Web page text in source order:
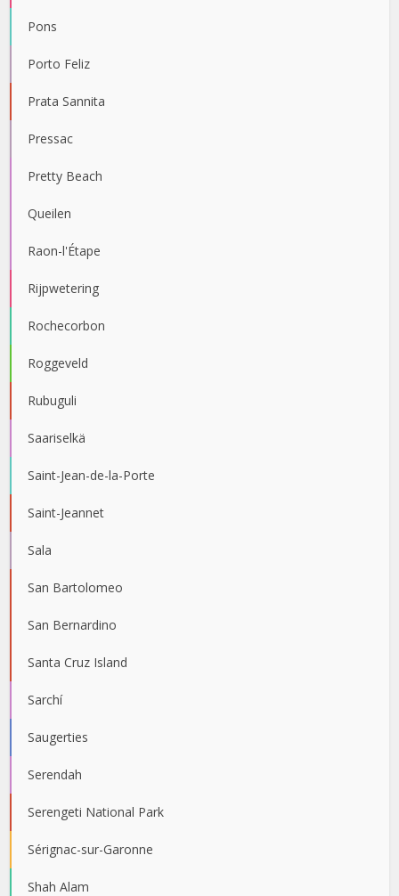
Pons
Porto Feliz
Prata Sannita
Pressac
Pretty Beach
Queilen
Raon-l'Étape
Rijpwetering
Rochecorbon
Roggeveld
Rubuguli
Saariselkä
Saint-Jean-de-la-Porte
Saint-Jeannet
Sala
San Bartolomeo
San Bernardino
Santa Cruz Island
Sarchí
Saugerties
Serendah
Serengeti National Park
Sérignac-sur-Garonne
Shah Alam